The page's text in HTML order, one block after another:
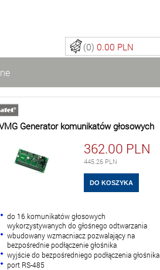
(0) 0.00 PLN
Generator komunikatów głosowych
362.00 PLN
445.26 PLN
do 16 komunikatów głosowych
wykorzystywanych do głośnego odtwarzania
wbudowany wzmacniacz pozwalający na
bezpośrednie podłączenie głośnika
wyjście do bezpośredniego podłączenia głośnika
port RS-485